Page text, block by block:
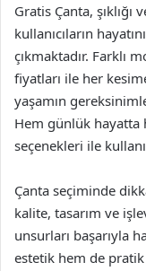
Gratis Çanta,
kullanıcıların
çıkmaktadır. Farklı
fiyatları ile her
yaşamın
Hem günlük hayatta
seçenekleri ile
Çanta seçiminde
kalite, tasarım ve
unsurları başarıyla
estetik hem de